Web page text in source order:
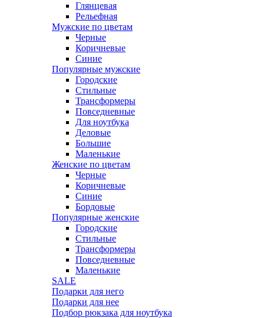
Глянцевая
Рельефная
Мужские по цветам
Черные
Коричневые
Синие
Популярные мужские
Городские
Стильные
Трансформеры
Повседневные
Для ноутбука
Деловые
Большие
Маленькие
Женские по цветам
Черные
Коричневые
Синие
Бордовые
Популярные женские
Городские
Стильные
Трансформеры
Повседневные
Маленькие
SALE
Подарки для него
Подарки для нее
Подбор рюкзака для ноутбука